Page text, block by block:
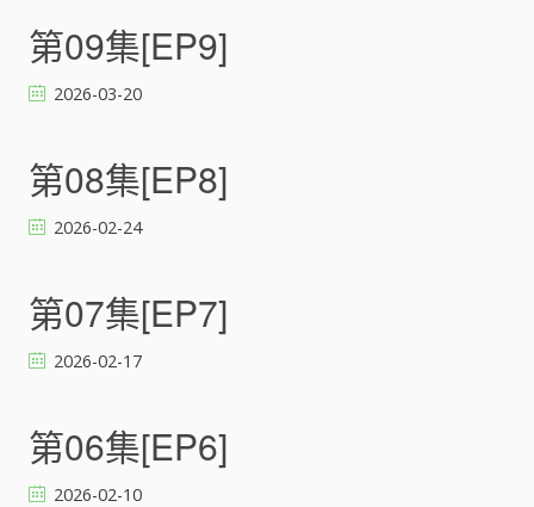
が
い
の
告
白
し
た
。
)
第09集[EP9]
2026-03-20
第08集[EP8]
2026-02-24
第07集[EP7]
2026-02-17
第06集[EP6]
2026-02-10